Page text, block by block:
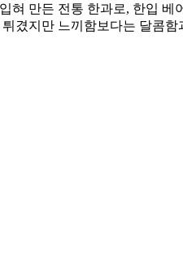
혀 만든 전통 한과로, 한입
겼지만 느끼함보다는 달콤